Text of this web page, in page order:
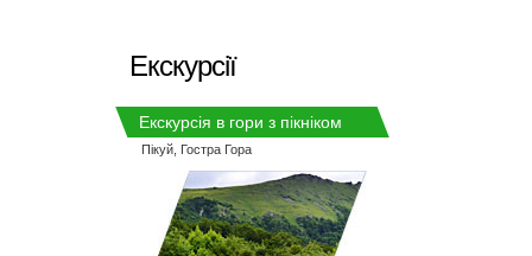
Екскурсії
Екскурсія в гори з пікніком
Пікуй, Гостра Гора